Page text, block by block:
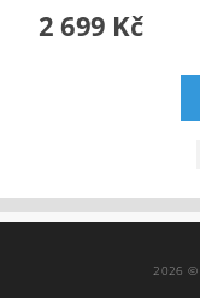
2 699 Kč
2026 ©